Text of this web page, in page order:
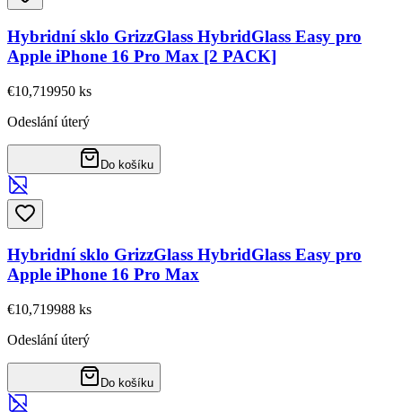
Hybridní sklo GrizzGlass HybridGlass Easy pro
Apple iPhone 16 Pro Max [2 PACK]
€10,719950 ks
Odeslání úterý
Do košíku
Hybridní sklo GrizzGlass HybridGlass Easy pro
Apple iPhone 16 Pro Max
€10,719988 ks
Odeslání úterý
Do košíku